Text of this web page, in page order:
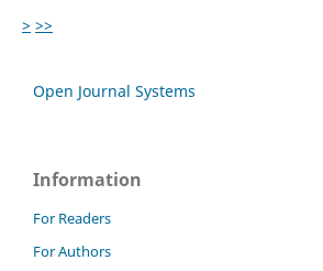
> >>
Open Journal Systems
Information
For Readers
For Authors